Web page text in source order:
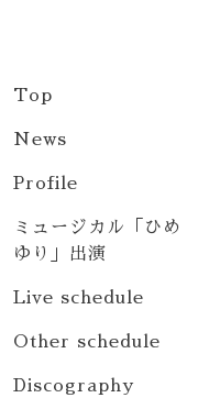
Top
News
Profile
ミュージカル「ひめ
ゆり」出演
Live schedule
Other schedule
Discography